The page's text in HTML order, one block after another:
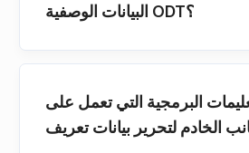
البيانات الوصفية ODT؟
البرمجية التي تعمل على